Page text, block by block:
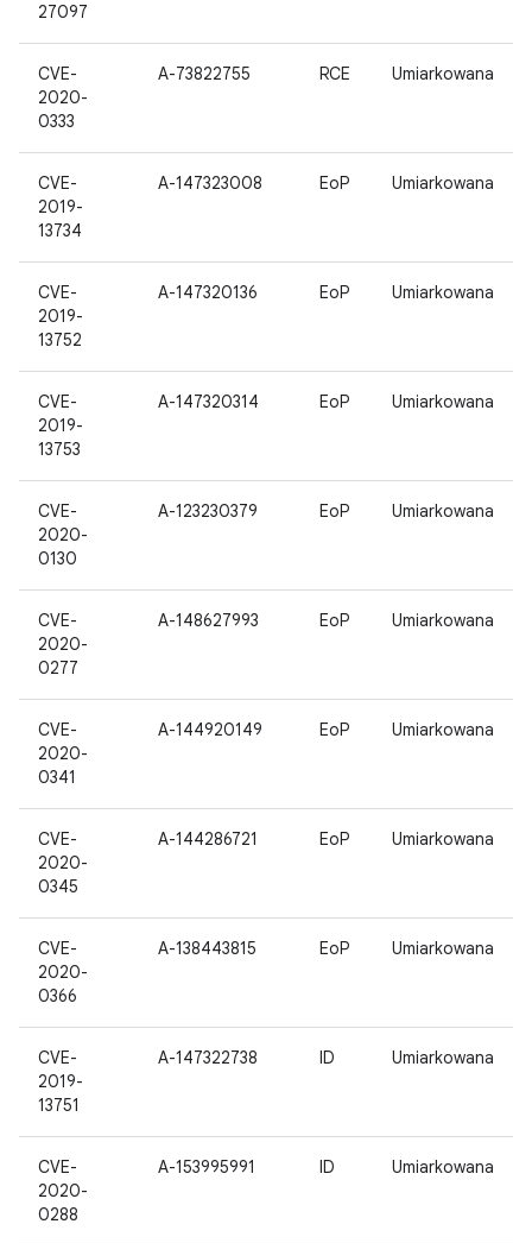
27097
CVE-
2020-
0333
A-73822755 RCE Umiarkowana
CVE-
2019-
13734
A-147323008 EoP Umiarkowana
CVE-
2019-
13752
A-147320136 EoP Umiarkowana
CVE-
2019-
13753
A-147320314 EoP Umiarkowana
CVE-
2020-
0130
A-123230379 EoP Umiarkowana
CVE-
2020-
0277
A-148627993 EoP Umiarkowana
CVE-
2020-
0341
A-144920149 EoP Umiarkowana
CVE-
2020-
0345
A-144286721 EoP Umiarkowana
CVE-
2020-
0366
A-138443815 EoP Umiarkowana
CVE-
2019-
13751
A-147322738 ID Umiarkowana
CVE-
2020-
0288
A-153995991 ID Umiarkowana